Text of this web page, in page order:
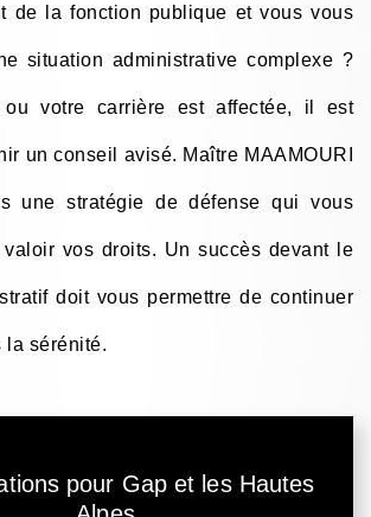
de la fonction publique et vous vous
situation administrative complexe ?
votre carrière est affectée, il est
un conseil avisé. Maître MAAMOURI
une stratégie de défense qui vous
vos droits. Un succès devant le
doit vous permettre de continuer
la sérénité.
pour Gap et les Hautes